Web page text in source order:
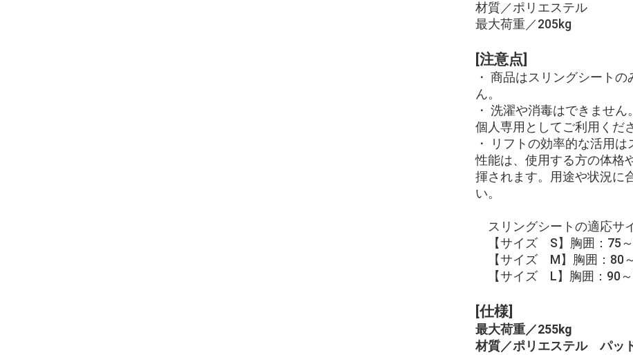
材質／ポリエステル
最大荷重／205kg
[注意点]
・ 商品はスリングシート
ん。
・ 洗濯や消毒はできませ
個人専用としてご利用くだ
・ リフトの効率的な活用
性能は、使用する方の体格
揮されます。用途や状況に
い。
スリングシートの適応サ
【サイズ S】胸囲：75
【サイズ M】胸囲：80
【サイズ L】胸囲：90
[仕様]
最大荷重／255kg
材質／ポリエステル パッ